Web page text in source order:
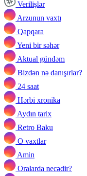
Verilişlər
Arzunun vaxtı
Qapqara
Yeni bir səhər
Aktual gündəm
Bizdən nə danışırlar?
24 saat
Hərbi xronika
Aydın tarix
Retro Baku
O vaxtlar
Amin
Oralarda necədir?